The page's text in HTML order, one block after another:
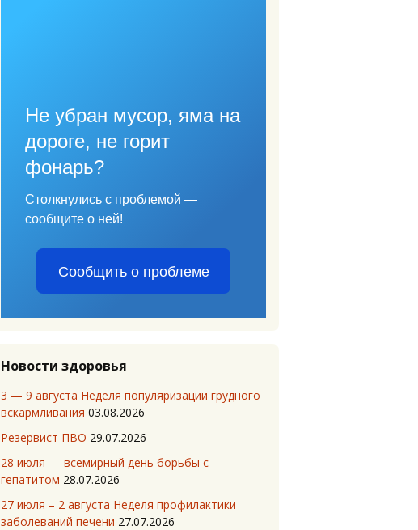
Не убран мусор, яма на
дороге, не горит
фонарь?
Столкнулись с проблемой —
сообщите о ней!
Сообщить о проблеме
Новости здоровья
3 — 9 августа Неделя популяризации грудного
вскармливания 03.08.2026
Резервист ПВО 29.07.2026
28 июля — всемирный день борьбы с
гепатитом 28.07.2026
27 июля – 2 августа Неделя профилактики
заболеваний печени 27.07.2026